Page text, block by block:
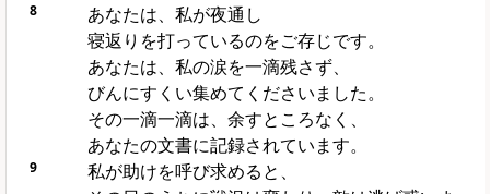
8
あなたは、私が夜通し
寝返りを打っているのをご存じです。
あなたは、私の涙を一滴残さず、
びんにすくい集めてくださいました。
その一滴一滴は、余すところなく、
あなたの文書に記録されています。
9
私が助けを呼び求めると、